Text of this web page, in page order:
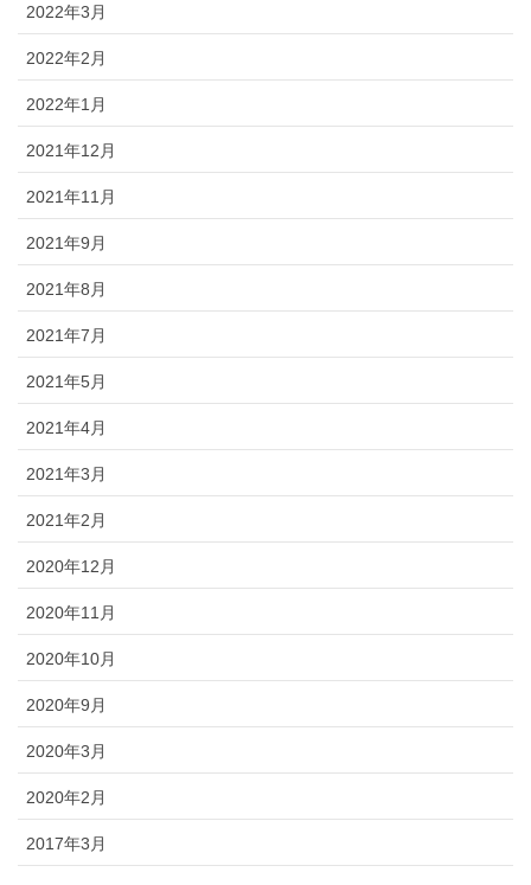
2022年3月
2022年2月
2022年1月
2021年12月
2021年11月
2021年9月
2021年8月
2021年7月
2021年5月
2021年4月
2021年3月
2021年2月
2020年12月
2020年11月
2020年10月
2020年9月
2020年3月
2020年2月
2017年3月